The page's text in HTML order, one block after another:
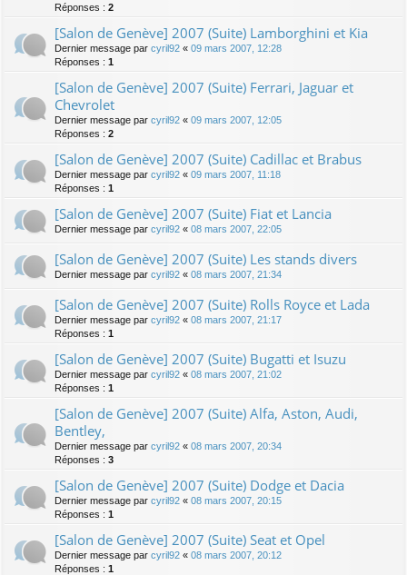
Réponses : 2
[Salon de Genève] 2007 (Suite) Lamborghini et Kia
Dernier message par cyril92 « 09 mars 2007, 12:28
Réponses : 1
[Salon de Genève] 2007 (Suite) Ferrari, Jaguar et
Chevrolet
Dernier message par cyril92 « 09 mars 2007, 12:05
Réponses : 2
[Salon de Genève] 2007 (Suite) Cadillac et Brabus
Dernier message par cyril92 « 09 mars 2007, 11:18
Réponses : 1
[Salon de Genève] 2007 (Suite) Fiat et Lancia
Dernier message par cyril92 « 08 mars 2007, 22:05
[Salon de Genève] 2007 (Suite) Les stands divers
Dernier message par cyril92 « 08 mars 2007, 21:34
[Salon de Genève] 2007 (Suite) Rolls Royce et Lada
Dernier message par cyril92 « 08 mars 2007, 21:17
Réponses : 1
[Salon de Genève] 2007 (Suite) Bugatti et Isuzu
Dernier message par cyril92 « 08 mars 2007, 21:02
Réponses : 1
[Salon de Genève] 2007 (Suite) Alfa, Aston, Audi,
Bentley,
Dernier message par cyril92 « 08 mars 2007, 20:34
Réponses : 3
[Salon de Genève] 2007 (Suite) Dodge et Dacia
Dernier message par cyril92 « 08 mars 2007, 20:15
Réponses : 1
[Salon de Genève] 2007 (Suite) Seat et Opel
Dernier message par cyril92 « 08 mars 2007, 20:12
Réponses : 1